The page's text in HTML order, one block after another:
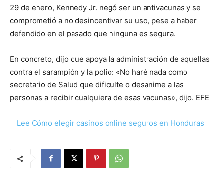
29 de enero, Kennedy Jr. negó ser un antivacunas y se
comprometió a no desincentivar su uso, pese a haber
defendido en el pasado que ninguna es segura.
En concreto, dijo que apoya la administración de aquellas
contra el sarampión y la polio: «No haré nada como
secretario de Salud que dificulte o desanime a las
personas a recibir cualquiera de esas vacunas», dijo. EFE
Lee Cómo elegir casinos online seguros en Honduras